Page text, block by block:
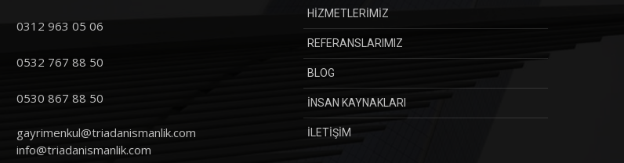
0312 963 05 06
0532 767 88 50
0530 867 88 50
gayrimenkul@triadanismanlik.com
info@triadanismanlik.com
HİZMETLERİMİZ
REFERANSLARIMIZ
BLOG
İNSAN KAYNAKLARI
İLETİŞİM